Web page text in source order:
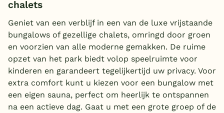
chalets
Geniet van een verblijf in een van de luxe vrijstaande
bungalows of gezellige chalets, omringd door groen
en voorzien van alle moderne gemakken. De ruime
opzet van het park biedt volop speelruimte voor
kinderen en garandeert tegelijkertijd uw privacy. Voor
extra comfort kunt u kiezen voor een bungalow met
een eigen sauna, perfect om heerlijk te ontspannen
na een actieve dag. Gaat u met een grote groep of de